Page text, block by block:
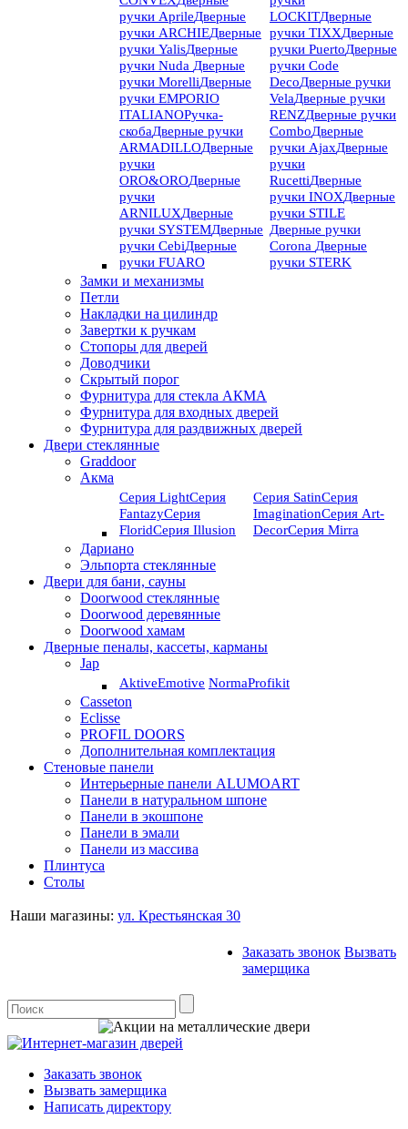
ручки AprileДверные
ручки ARCHIEДверные
ручки YalisДверные
ручки Nuda Дверные
ручки MorelliДверные
ручки EMPORIO
ITALIANOРучка-
скобаДверные ручки
ARMADILLOДверные
ручки
ORO&OROДверные
ручки
ARNILUXДверные
ручки SYSTEMДверные
ручки CebiДверные
ручки FUARO
LOCKITДверные
ручки TIXXДверные
ручки PuertoДверные
ручки Code
DecoДверные ручки
VelaДверные ручки
RENZДверные ручки
ComboДверные
ручки AjaxДверные
ручки
RucettiДверные
ручки INOXДверные
ручки STILE
Дверные ручки
Corona Дверные
ручки STERK
Замки и механизмы
Петли
Накладки на цилиндр
Завертки к ручкам
Стопоры для дверей
Доводчики
Скрытый порог
Фурнитура для стекла АКМА
Фурнитура для входных дверей
Фурнитура для раздвижных дверей
Двери стеклянные
Graddoor
Акма
Серия LightСерия
FantazyСерия
FloridСерия Illusion
Серия SatinСерия
ImaginationСерия Art-
DeсorСерия Mirra
Дариано
Эльпорта стеклянные
Двери для бани, сауны
Doorwood стеклянные
Doorwood деревянные
Doorwood хамам
Дверные пеналы, кассеты, карманы
Jap
AktiveEmotive NormaProfikit
Casseton
Eclisse
PROFIL DOORS
Дополнительная комплектация
Стеновые панели
Интерьерные панели ALUMOART
Панели в натуральном шпоне
Панели в экошпоне
Панели в эмали
Панели из массива
Плинтуса
Столы
Наши магазины: ул. Крестьянская 30
Заказать звонок Вызвать
замерщика
Заказать звонок
Вызвать замерщика
Написать директору